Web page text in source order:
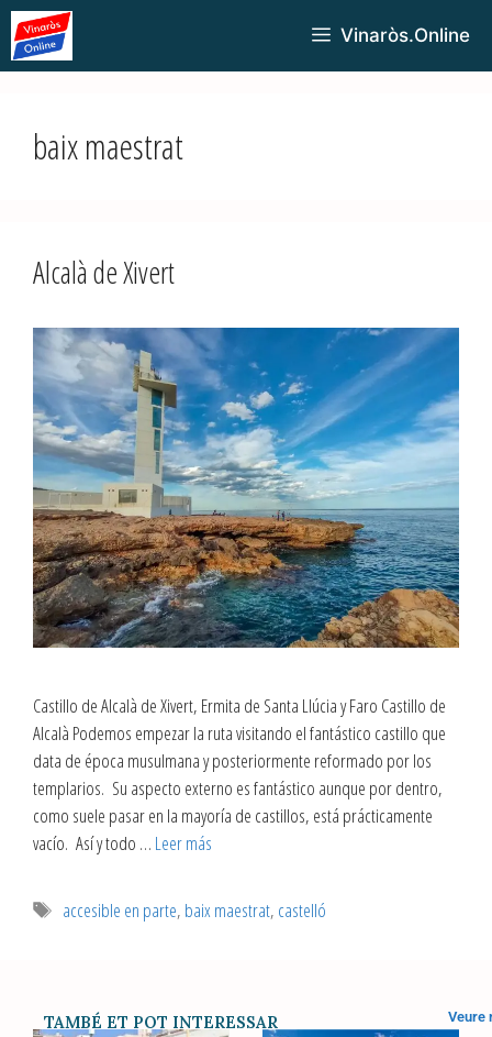
Vinaròs.Online
baix maestrat
Alcalà de Xivert
Castillo de Alcalà de Xivert, Ermita de Santa Llúcia y Faro Castillo de
Alcalà Podemos empezar la ruta visitando el fantástico castillo que
data de época musulmana y posteriormente reformado por los
templarios. Su aspecto externo es fantástico aunque por dentro,
como suele pasar en la mayoría de castillos, está prácticamente
vacío. Así y todo … Leer más
accesible en parte, baix maestrat, castelló
TAMBÉ ET POT INTERESSAR Veure